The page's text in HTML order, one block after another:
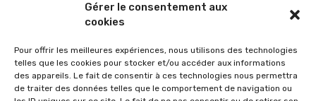
Gérer le consentement aux
cookies
Pour offrir les meilleures expériences, nous utilisons des technologies
telles que les cookies pour stocker et/ou accéder aux informations
des appareils. Le fait de consentir à ces technologies nous permettra
de traiter des données telles que le comportement de navigation ou
TOP-PARENTS 14 octobre 2010